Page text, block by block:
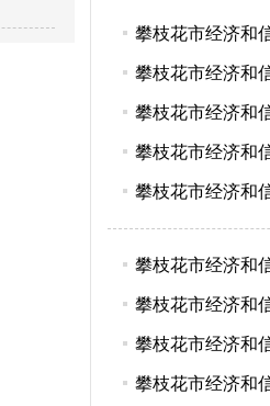
攀枝花市经济和
攀枝花市经济和
攀枝花市经济和
攀枝花市经济和
攀枝花市经济和
攀枝花市经济和
攀枝花市经济和
攀枝花市经济和
攀枝花市经济和